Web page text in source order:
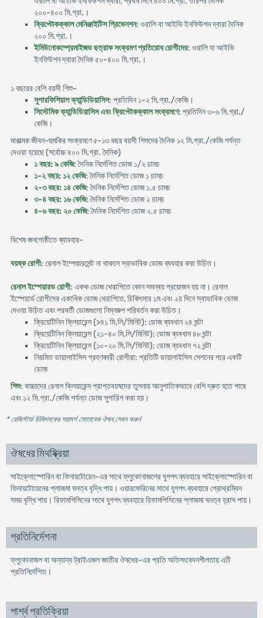
২০০-৪০০ মি.গ্রা.।
ক্রিপ্টোকক্কাল মেনিঞ্জাইটিস প্রিভেনশন: ওরালি বা আইভি ইনফিউশন দ্বারা দৈনিক
২০০ মি.গ্রা.।
ইমিউনোকম্প্রেমাইজড ছত্রাক সংক্রমণ প্রতিরোধ রোগীদের: ওরালি বা আইভি
ইনফিউশন দ্বারা দৈনিক ৫০-৪০০ মি.গ্রা.।
১ বছরের বেশি বয়সী শিশু-
সুপারফিশিয়াল ক্যান্ডিডিয়াসিস: প্রতিদিন ১-২ মি.গ্রা./কেজি।
সিস্টেমিক ক্যান্ডিডিয়াসিস এবং ক্রিপ্টোকক্কাল সংক্রমণে: প্রতিদিন ৩-৬ মি.গ্রা./
কেজি।
মারাত্মক জীবন-হুমকির সংক্রমণে ৫-১৩ বছর বয়সী শিশুদের দৈনিক ১২ মি.গ্রা./কেজি পর্যন্ত
দেওয়া হয়েছে (সর্বোচ্চ ৪০০ মি.গ্রা. দৈনিক)
১ বছর: ৯ কেজি: দৈনিক নির্দেশিত ডোজ ১/২ চামচ
১-২ বছর: ১২ কেজি: দৈনিক নির্দেশিত ডোজ ১ চামচ
২-৩ বছর: ১৪ কেজি: দৈনিক নির্দেশিত ডোজ ১.৫ চামচ
৩-৪ বছর: ১৬ কেজি: দৈনিক নির্দেশিত ডোজ ২ চামচ
৪-৬ বছর: ২০ কেজি: দৈনিক নির্দেশিত ডোজ ২.৫ চামচ
বিশেষ জনগোষ্ঠীতে ব্যাবহার-
বয়ষ্ক রোগী: রেনাল ইম্পেয়ারমেন্ট না থাকলে স্বাভাবিক ডোজ ব্যবহার করা উচিত।
রেনাল ইস্পেয়ারড রোগী: একক ডোজ থেরাপিতে কোন সমন্বয় প্রয়োজন হয় না। রেনাল
ইস্পেয়ার্ড রোগীদের একাধিক ডোজ থেরাপিতে, চিকিৎসার ১ম এবং ২য় দিনে স্বাভাবিক ডোজ
দেওয়া উচিত এবং পরবর্তী ডোজগুলো নিম্নরুপ পরিবর্তন করা উচিত।
ক্রিয়েটিনিন ক্লিয়ারেন্স (>৪১ মি.লি/মিনিট): ডোজ ব্যবধান ২৪ ঘন্টা
ক্রিয়েটিনিন ক্লিয়ারেন্স (২১-৪০ মি.লি/মিনিট): ডোজ ব্যবধান ৪৮ ঘন্টা
ক্রিয়েটিনিন ক্লিয়ারেন্স (১০-২০ মি.লি/মিনিট): ডোজ ব্যবধান ৭২ ঘন্টা
নিয়মিত ডায়ালাইসিস গ্রহণকারী রোগীরা: প্রতিটি ডায়ালাইসিস সেশনের পরে একটি
ডোজ
শিশু: বাচ্চাদের রেনাল ক্লিয়ারেন্স প্রাপ্তবয়ষদের তুলনায় আনুপাতিকভাবে বেশি দ্রুত হতে পারে
এবং ১২ মি.গ্রা./কেজি পর্যন্ত ডোজ সুপারিশ করা হয়।
* রেজিস্টার্ড চিকিৎসকের পরামর্শ মোতাবেক ঔষধ সেবন করুন'
ঔষধের মিথষ্ক্রিয়া
সাইক্লোস্পোরিন বা ফিনায়টোয়েন-এর সাথে ফ্লুকোনাজলের যুগপৎ ব্যবহারে সাইক্লোস্পোরিন বা
ফিনায়টোয়েনের প্লাজমা ঘনত্ব বৃদ্ধি পায়। ওয়ারফেরিনের সাথে যুগপৎ ব্যবহারে প্রোথ্রম্বিন
সময় বৃদ্ধি পায়। রিফামপিসিনের সাথে যুগপৎ ব্যবহারে রিফামপিসিনের প্লাজমা ঘনত্ব হ্রাস পায়।
প্রতিনির্দেশনা
ফ্লুকোনাজল বা অন্যান্য ট্রাইএজল জাতীয় ঔষধের-এর প্রতি অতিসংবেদনশীলতায় এটি
প্রতিনির্দেশিত।
পার্শ্ব প্রতিক্রিয়া